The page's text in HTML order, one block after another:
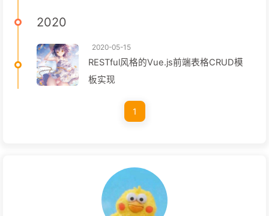
2020
2020-05-15
RESTful风格的Vue.js前端表格CRUD模
板实现
1